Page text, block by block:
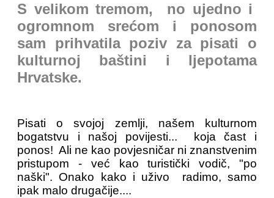
S velikom tremom, no ujedno i
ogromnom srećom i ponosom
sam prihvatila poziv za pisati o
kulturnoj baštini i ljepotama
Hrvatske.
Pisati o svojoj zemlji, našem kulturnom
bogatstvu i našoj povijesti... koja čast i
ponos! Ali ne kao povjesničar ni znanstvenim
pristupom - već kao turistički vodič, "po
naški". Onako kako i uživo radimo, samo
ipak malo drugačije....